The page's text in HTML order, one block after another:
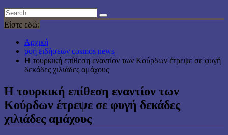
Είστε εδώ:
Αρχική
ροή ειδήσεων cosmos news
Η τουρκική επίθεση εναντίον των Κούρδων έτρεψε σε φυγή
δεκάδες χιλιάδες αμάχους
Η τουρκική επίθεση εναντίον των
Κούρδων έτρεψε σε φυγή δεκάδες
χιλιάδες αμάχους